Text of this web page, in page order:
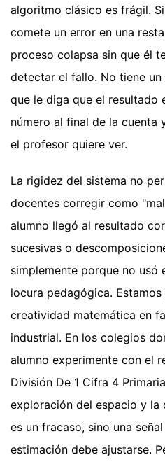
algoritmo clásico es frágil.
comete un error en una
proceso colapsa sin que él
detectar el fallo. No tiene
que le diga que el resultado
número al final de la cuenta
el profesor quiere ver.
La rigidez del sistema no
docentes corregir como
alumno llegó al resultado
sucesivas o
simplemente porque no usó
locura pedagógica.
creatividad matemática en
industrial. En los colegios
alumno experimente con el
División De 1 Cifra 4
exploración del espacio y la
es un fracaso, sino una
estimación debe ajustarse.